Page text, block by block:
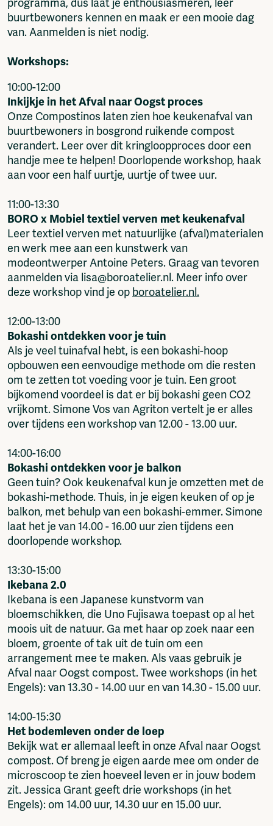
programma, dus laat je enthousiasmeren, leer
buurtbewoners kennen en maak er een mooie dag
van. Aanmelden is niet nodig.
Workshops:
10:00-12:00
Inkijkje in het Afval naar Oogst proces
Onze Compostinos laten zien hoe keukenafval van
buurtbewoners in bosgrond ruikende compost
verandert. Leer over dit kringloopproces door een
handje mee te helpen! Doorlopende workshop, haak
aan voor een half uurtje, uurtje of twee uur.
11:00-13:30
BORO x Mobiel textiel verven met keukenafval
Leer textiel verven met natuurlijke (afval)materialen
en werk mee aan een kunstwerk van
modeontwerper Antoine Peters. Graag van tevoren
aanmelden via lisa@boroatelier.nl. Meer info over
deze workshop vind je op boroatelier.nl.
12:00-13:00
Bokashi ontdekken voor je tuin
Als je veel tuinafval hebt, is een bokashi-hoop
opbouwen een eenvoudige methode om die resten
om te zetten tot voeding voor je tuin. Een groot
bijkomend voordeel is dat er bij bokashi geen CO2
vrijkomt. Simone Vos van Agriton vertelt je er alles
over tijdens een workshop van 12.00 - 13.00 uur.
14:00-16:00
Bokashi ontdekken voor je balkon
Geen tuin? Ook keukenafval kun je omzetten met de
bokashi-methode. Thuis, in je eigen keuken of op je
balkon, met behulp van een bokashi-emmer. Simone
laat het je van 14.00 - 16.00 uur zien tijdens een
doorlopende workshop.
13:30-15:00
Ikebana 2.0
Ikebana is een Japanese kunstvorm van
bloemschikken, die Uno Fujisawa toepast op al het
moois uit de natuur. Ga met haar op zoek naar een
bloem, groente of tak uit de tuin om een
arrangement mee te maken. Als vaas gebruik je
Afval naar Oogst compost. Twee workshops (in het
Engels): van 13.30 - 14.00 uur en van 14.30 - 15.00 uur.
14:00-15:30
Het bodemleven onder de loep
Bekijk wat er allemaal leeft in onze Afval naar Oogst
compost. Of breng je eigen aarde mee om onder de
microscoop te zien hoeveel leven er in jouw bodem
zit. Jessica Grant geeft drie workshops (in het
Engels): om 14.00 uur, 14.30 uur en 15.00 uur.